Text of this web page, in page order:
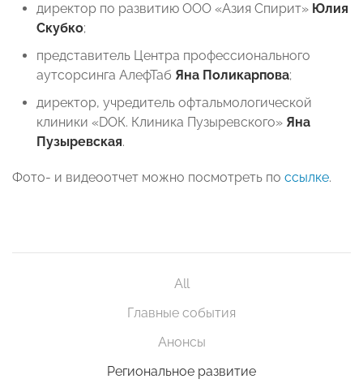
директор по развитию ООО «Азия Спирит» Юлия
Скубко;
представитель Центра профессионального
аутсорсинга АлефТаб Яна Поликарпова;
директор, учредитель офтальмологической
клиники «DОК. Клиника Пузыревского» Яна
Пузыревская.
Фото- и видеоотчет можно посмотреть по ссылке.
All
Главные события
Анонсы
Региональное развитие